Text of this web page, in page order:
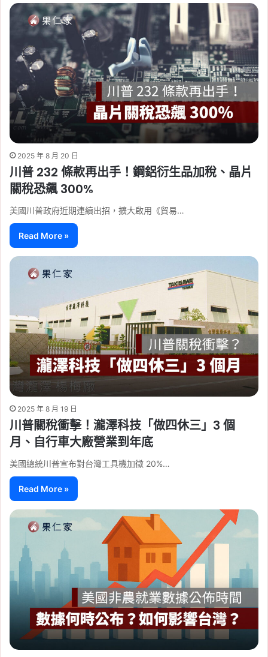
2025 年 8 月 20 日
川普 232 條款再出手！鋼鋁衍生品加稅、晶片
關稅恐飆 300%
美國川普政府近期連續出招，擴大啟用《貿易…
Read More »
2025 年 8 月 19 日
川普關稅衝擊！瀧澤科技「做四休三」3 個
月、自行車大廠營業到年底
美國總統川普宣布對台灣工具機加徵 20%…
Read More »